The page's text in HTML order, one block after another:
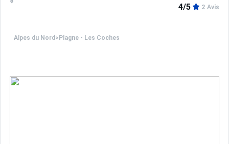
Alpes du Nord > Plagne - Les Coches
4/5 2 Avis